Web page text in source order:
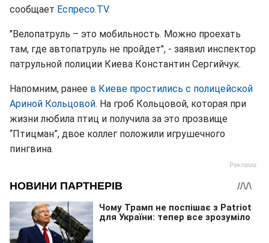
сообщает Еспресо.TV.
"Велопатруль – это мобильность. Можно проехать
там, где автопатруль не пройдет", - заявил инспектор
патрульной полиции Киева Константин Сергийчук.
Напомним, ранее в Киеве простились с полицейской
Ариной Кольцовой. На гроб Кольцовой, которая при
жизни любила птиц и получила за это прозвище
“Птицман”, двое коллег положили игрушечного
пингвина.